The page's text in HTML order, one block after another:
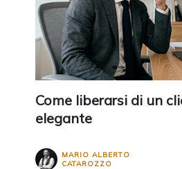
Come liberarsi di un
elegante
MARIO ALBERTO
CATAROZZO